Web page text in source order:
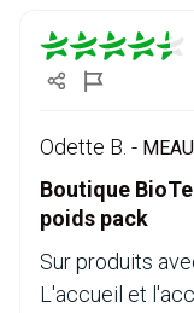
Odette B. -
Boutique
poids pack
Sur produits
L'accueil et